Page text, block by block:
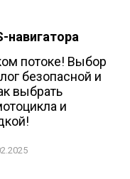
навигатора
потоке! Выбор
безопасной и
выбрать
и